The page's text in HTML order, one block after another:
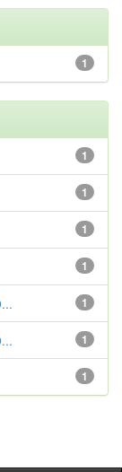
1
1
1
1
1
1
1
1